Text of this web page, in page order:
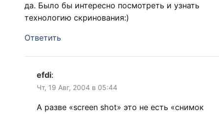
да. Было бы интересно посмотреть и узнать
технологию скринования:)
Ответить
efdi:
Чт, 19 Авг, 2004 в 05:44
А разве «screen shot» это не есть «снимок